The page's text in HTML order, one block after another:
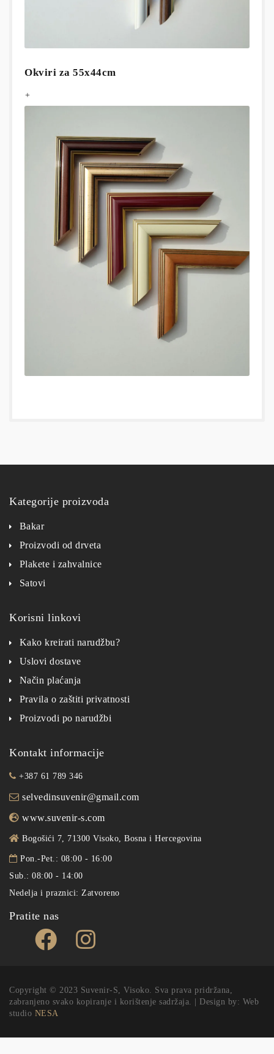
Okviri za 55x44cm
+
Kategorije proizvoda
Bakar
Proizvodi od drveta
Plakete i zahvalnice
Satovi
Korisni linkovi
Kako kreirati narudžbu?
Uslovi dostave
Način plaćanja
Pravila o zaštiti privatnosti
Proizvodi po narudžbi
Kontakt informacije
+387 61 789 346
selvedinsuvenir@gmail.com
www.suvenir-s.com
Bogošići 7, 71300 Visoko, Bosna i Hercegovina
Pon.-Pet.: 08:00 - 16:00
Sub.: 08:00 - 14:00
Nedelja i praznici: Zatvoreno
Pratite nas
Copyright © 2023 Suvenir-S, Visoko. Sva prava pridržana,
zabranjeno svako kopiranje i korištenje sadržaja. | Design by: Web
studio NESA